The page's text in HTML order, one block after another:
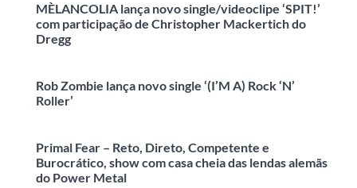
MÈLANCOLIA lança novo single/videoclipe ‘SPIT!’
com participação de Christopher Mackertich do
Dregg
Rob Zombie lança novo single ‘(I’M A) Rock ‘N’
Roller’
Primal Fear – Reto, Direto, Competente e
Burocrático, show com casa cheia das lendas alemãs
do Power Metal